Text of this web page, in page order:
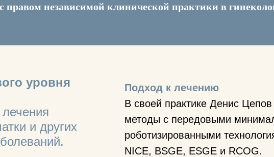
правом независимой клинической практики в
уровня
и других
Подход к лечению
В своей практике Денис
методы с передовыми
роботизированными
NICE, BSGE, ESGE и RCOG.